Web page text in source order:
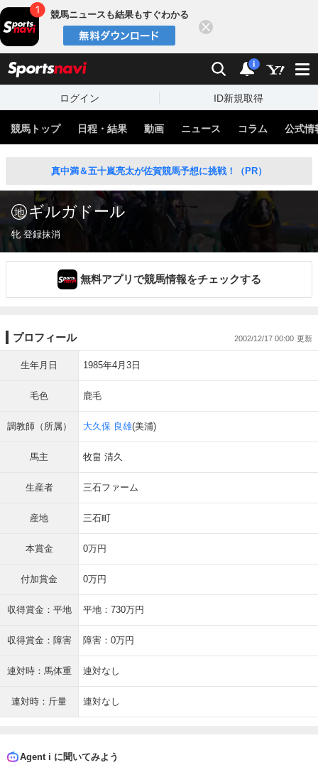
競馬ニュースも結果もすぐわかる
検索 通知
i
ログイン ID新規取得
競馬トップ 日程・結果 動画 ニュース コラム 公式情
真中満＆五十嵐亮太が佐賀競馬予想に挑戦！（PR）
ギルガドール
牝 登録抹消
無料アプリで競馬情報をチェックする
プロフィール 2002/12/17 00:00
生年月日 1985年4月3日
毛色 鹿毛
調教師（所属） 大久保 良雄(美浦)
馬主 牧畠 清久
生産者 三石ファーム
産地 三石町
本賞金 0万円
付加賞金 0万円
収得賞金：平地 平地：730万円
収得賞金：障害 障害：0万円
連対時：馬体重 連対なし
連対時：斤量 連対なし
Agent i に聞いてみよう